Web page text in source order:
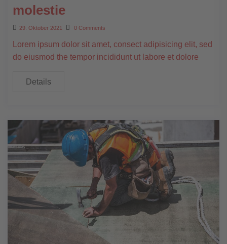
molestie
29. Oktober 2021 0 Comments
Lorem ipsum dolor sit amet, consect adipisicing elit, sed
do eiusmod the tempor incididunt ut labore et dolore
Details